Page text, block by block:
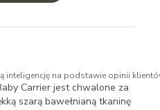
inteligencję na podstawie opinii
Carrier jest chwalone za
szarą bawełnianą tkaninę